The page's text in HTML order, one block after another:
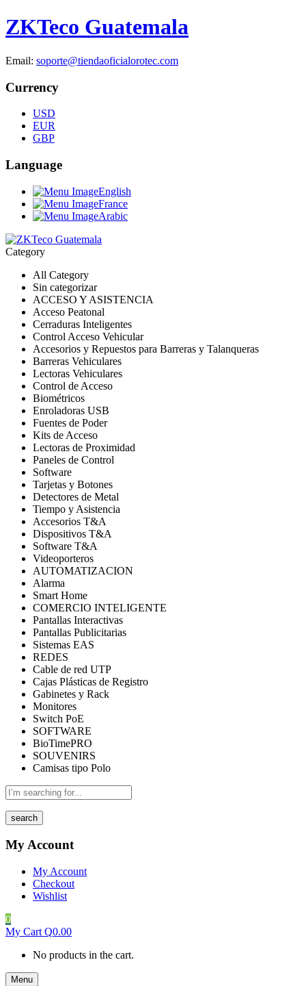
ZKTeco Guatemala
Email: soporte@tiendaoficialorotec.com
Currency
USD
EUR
GBP
Language
English
France
Arabic
Category
All Category
Sin categorizar
ACCESO Y ASISTENCIA
Acceso Peatonal
Cerraduras Inteligentes
Control Acceso Vehicular
Accesorios y Repuestos para Barreras y Talanqueras
Barreras Vehiculares
Lectoras Vehiculares
Control de Acceso
Biométricos
Enroladoras USB
Fuentes de Poder
Kits de Acceso
Lectoras de Proximidad
Paneles de Control
Software
Tarjetas y Botones
Detectores de Metal
Tiempo y Asistencia
Accesorios T&A
Dispositivos T&A
Software T&A
Videoporteros
AUTOMATIZACION
Alarma
Smart Home
COMERCIO INTELIGENTE
Pantallas Interactivas
Pantallas Publicitarias
Sistemas EAS
REDES
Cable de red UTP
Cajas Plásticas de Registro
Gabinetes y Rack
Monitores
Switch PoE
SOFTWARE
BioTimePRO
SOUVENIRS
Camisas tipo Polo
search
My Account
My Account
Checkout
Wishlist
0
My Cart Q0.00
No products in the cart.
Menu